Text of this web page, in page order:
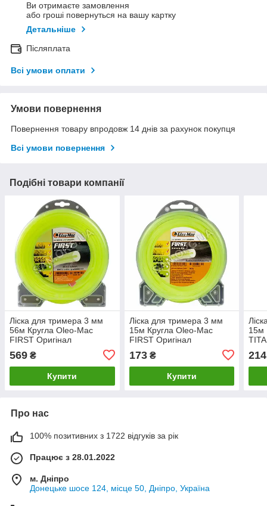
Ви отримаєте замовлення
або гроші повернуться на вашу картку
Детальніше
Післяплата
Всі умови оплати
Умови повернення
Повернення товару впродовж 14 днів за рахунок покупця
Всі умови повернення
Подібні товари компанії
Ліска для тримера 3 мм
56м Кругла Oleo-Mac
FIRST Оригінал
569 ₴
Купити
Ліска для тримера 3 мм
15м Кругла Oleo-Mac
FIRST Оригінал
173₴
Купити
15м
214
Про нас
100% позитивних з 1722 відгуків за рік
Працює з 28.01.2022
м. Дніпро
Донецьке шосе 124, місце 50, Дніпро, Україна